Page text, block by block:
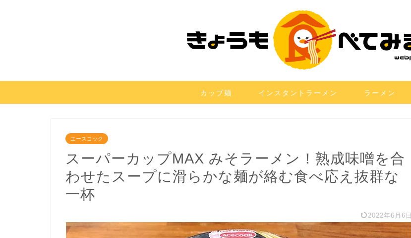
カップ麺 インスタントラーメン ラーメン
エースコック
スーパーカップMAX みそラーメン！熟成味噌を合
わせたスープに滑らかな麺が絡む食べ応え抜群な
一杯
2022年6月6日